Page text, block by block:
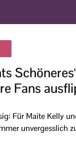
Fans
Für Maite Kelly
unvergesslich